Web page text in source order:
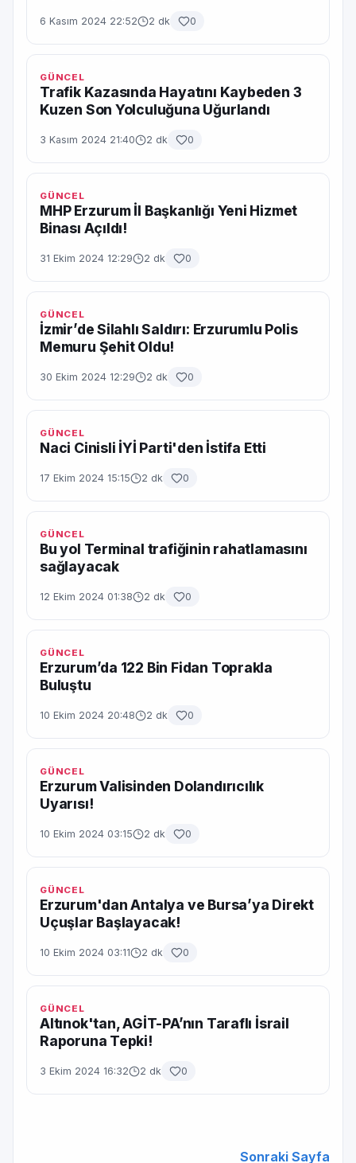
6 Kasım 2024 22:52 2 dk 0
GÜNCEL
Trafik Kazasında Hayatını Kaybeden 3
Kuzen Son Yolculuğuna Uğurlandı
3 Kasım 2024 21:40 2 dk 0
GÜNCEL
MHP Erzurum İl Başkanlığı Yeni Hizmet
Binası Açıldı!
31 Ekim 2024 12:29 2 dk 0
GÜNCEL
İzmir’de Silahlı Saldırı: Erzurumlu Polis
Memuru Şehit Oldu!
30 Ekim 2024 12:29 2 dk 0
GÜNCEL
Naci Cinisli İYİ Parti'den İstifa Etti
17 Ekim 2024 15:15 2 dk 0
GÜNCEL
Bu yol Terminal trafiğinin rahatlamasını
sağlayacak
12 Ekim 2024 01:38 2 dk 0
GÜNCEL
Erzurum’da 122 Bin Fidan Toprakla
Buluştu
10 Ekim 2024 20:48 2 dk 0
GÜNCEL
Erzurum Valisinden Dolandırıcılık
Uyarısı!
10 Ekim 2024 03:15 2 dk 0
GÜNCEL
Erzurum'dan Antalya ve Bursa’ya Direkt
Uçuşlar Başlayacak!
10 Ekim 2024 03:11 2 dk 0
GÜNCEL
Altınok'tan, AGİT-PA’nın Taraflı İsrail
Raporuna Tepki!
3 Ekim 2024 16:32 2 dk 0
Sonraki Sayfa